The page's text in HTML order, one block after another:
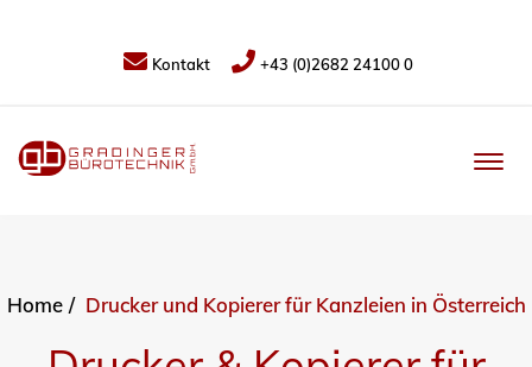
Kontakt +43 (0)2682 24100 0
Home Drucker und Kopierer für Kanzleien in Österreich